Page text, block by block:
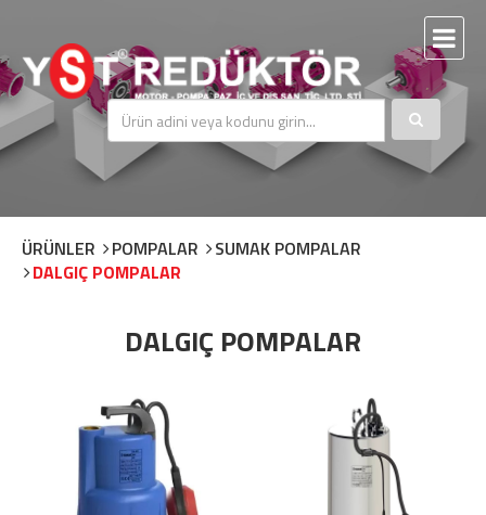
ÜRÜNLER POMPALAR
SUMAK POMPALAR
DALGIÇ POMPALAR
DALGIÇ POMPALAR